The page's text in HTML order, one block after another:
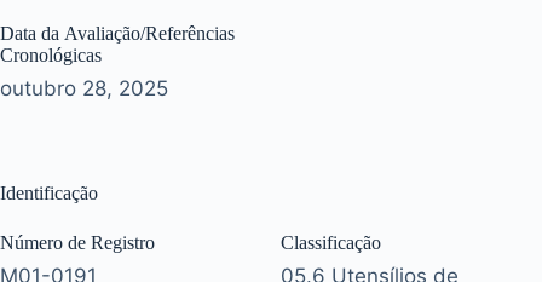
Data da Avaliação/Referências
Cronológicas
outubro 28, 2025
Identificação
Número de Registro
M01-0191
Classificação
05.6 Utensílios de